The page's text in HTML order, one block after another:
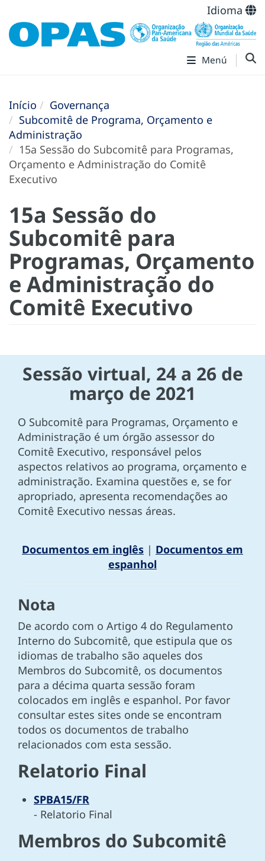
Idioma
Menú
Início
Governança
Subcomitê de Programa, Orçamento e
Administração
15a Sessão do Subcomitê para Programas,
Orçamento e Administração do Comitê
Executivo
15a Sessão do
Subcomitê para
Programas, Orçamento
e Administração do
Comitê Executivo
Sessão virtual, 24 a 26 de
março de 2021
O Subcomitê para Programas, Orçamento e
Administração é um órgão assessor do
Comitê Executivo, responsável pelos
aspectos relativos ao programa, orçamento e
administração. Examina questões e, se for
apropriado, apresenta recomendações ao
Comitê Executivo nessas áreas.
Documentos em inglês | Documentos em
espanhol
Nota
De acordo com o Artigo 4 do Regulamento
Interno do Subcomitê, que estipula que os
idiomas de trabalho são aqueles dos
Membros do Subcomitê, os documentos
para a décima quarta sessão foram
colocados em inglês e espanhol. Por favor
consultar estes sites onde se encontram
todos os documentos de trabalho
relacionados com esta sessão.
Relatorio Final
SPBA15/FR
- Relatorio Final
Membros do Subcomitê